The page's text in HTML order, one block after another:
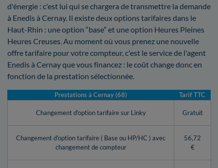
d'énergie : c'est lui qui se chargera de transmettre la demande
à Enedis à Cernay. Il existe deux options tarifaires dans le
Haut-Rhin : une option “base” et une option Heures Pleines
Heures Creuses. Au moment où vous prenez une nouvelle
offre tarifaire pour votre compteur, c'est le service de l'agent
Enedis à Cernay que vous financez : le coût change donc en
fonction de la prestation sélectionnée.
Prestations à Cernay (68) Tarif TTC
Changement d'option tarifaire sur Linky Gratuit
Changement d'option tarifaire ( Base ou HP/HC ) avec
changement de compteur
56,72
€